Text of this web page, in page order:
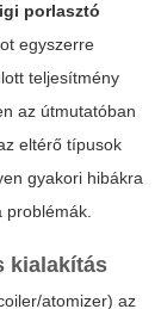
porlasztó
egyszerre
teljesítmény
az útmutatóban
eltérő típusok
gyakori hibákra
problémák.
kialakítás
atomizer) az